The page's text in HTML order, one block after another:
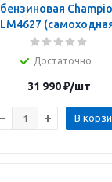
бензиновая
LM4627
Достаточно
31 990₽/шт
В